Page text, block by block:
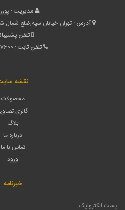
مدیریت :
آدرس : تهران-خیابان سپه,ضلع شمال
تلفن
تلفن ثابت :
نقشه
محصولات
گالری
بلاگ
درباره ما
تماس با ما
ورود
خبرنامه